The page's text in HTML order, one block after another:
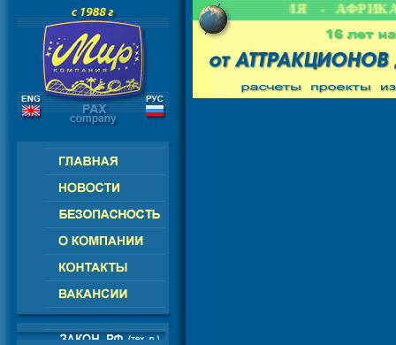
- ЕВРОПА - АМЕРИКА - АЗИЯ - АФРИКА